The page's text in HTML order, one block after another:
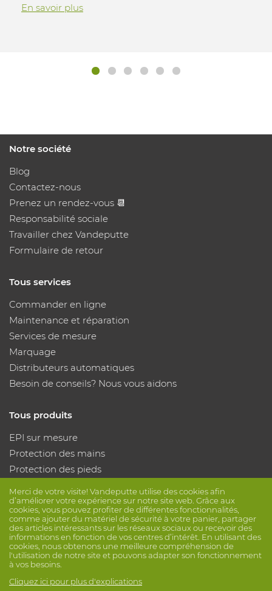
En savoir plus
Merci de votre visite! Vandeputte utilise des cookies afin
d’améliorer votre expérience sur notre site web. Grâce aux
cookies, vous pouvez profiter de différentes fonctionnalités,
comme ajouter du matériel de sécurité à votre panier, partager
des articles intéressants sur les réseaux sociaux ou recevoir des
informations en fonction de vos centres d’intérêt. En utilisant des
cookies, nous obtenons une meilleure compréhension de
l'utilisation de notre site et pouvons adapter son fonctionnement
à vos besoins.
Cliquez ici pour plus d'explications
Notre société
Blog
Contactez-nous
Prenez un rendez-vous 📆
Responsabilité sociale
Travailler chez Vandeputte
Formulaire de retour
Tous services
Commander en ligne
Maintenance et réparation
Services de mesure
Marquage
Distributeurs automatiques
Besoin de conseils? Nous vous aidons
Tous produits
EPI sur mesure
Protection des mains
Protection des pieds
Suivez nous